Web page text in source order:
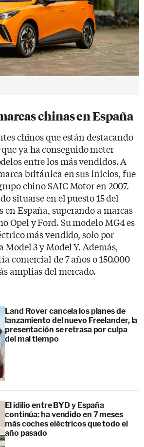
chinas en España
chinos que están destacando
que ya ha conseguido meter
entre los más vendidos. A
británica en sus inicios, fue
chino SAIC Motor en 2007.
situarse en el puesto 15 del
España, superando a marcas
Opel y Ford. Su modelo MG4 es
más vendido, solo por
Model 3 y Model Y. Además,
comercial de 7 años o 150.000
amplias del mercado.
Land Rover cancela los planes de
lanzamiento del nuevo Freelander, la
presentación se retrasa por culpa
del mal tiempo
El idilio entre BYD y España
continúa: ha vendido en 7 meses
más coches eléctricos que todo el
año pasado